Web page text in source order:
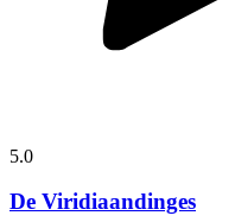
5.0
De Viridiaandinges